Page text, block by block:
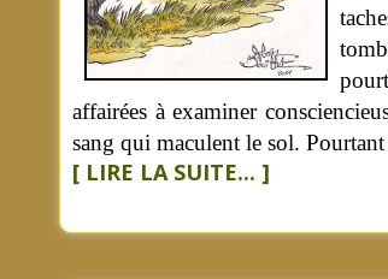
affairées à examiner
sang qui maculent le sol.
[ LIRE LA SUITE... ]